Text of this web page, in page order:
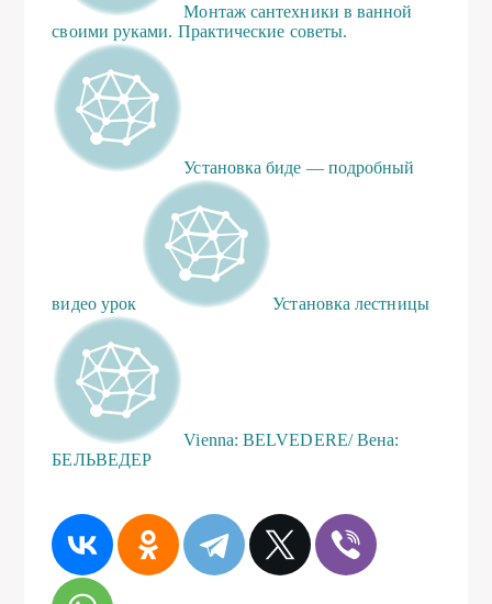
Монтаж сантехники в ванной
своими руками. Практические советы.
Установка биде — подробный
видео урок Установка лестницы
Vienna: BELVEDERE/ Вена:
БЕЛЬВЕДЕР